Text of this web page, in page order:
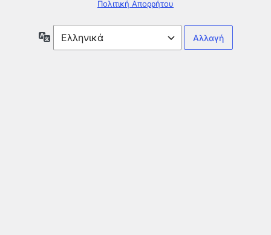
Πολιτική Απορρήτου
Γλώσσα